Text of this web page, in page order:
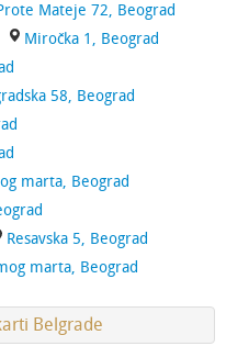
Mateje 72, Beograd
Miročka 1, Beograd
58, Beograd
marta, Beograd
Resavska 5, Beograd
marta, Beograd
Belgrade